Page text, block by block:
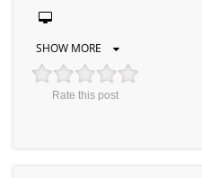
SHOW MORE
Rate this post